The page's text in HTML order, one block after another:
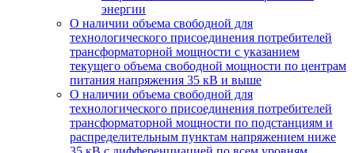
энергии
О наличии объема свободной для
технологического присоединения потребителей
трансформаторной мощности с указанием
текущего объема свободной мощности по центрам
питания напряжения 35 кВ и выше
О наличии объема свободной для
технологического присоединения потребителей
трансформаторной мощности по подстанциям и
распределительным пунктам напряжением ниже